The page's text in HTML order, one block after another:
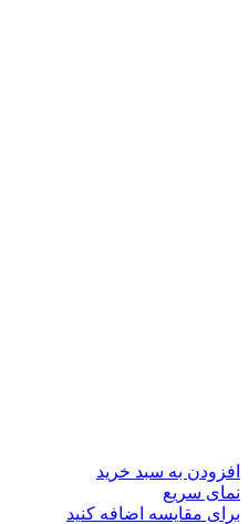
افزودن به سبد خرید
نمای سریع
برای مقایسه اضافه کنید